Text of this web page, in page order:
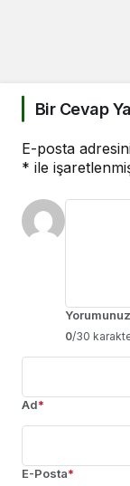
Bir Cevap
E-posta
* ile
Yorumunuz
0/30
Ad*
E-Posta*